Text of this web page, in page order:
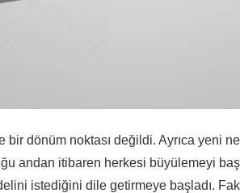
bir dönüm noktası değildi. Ayrıca yeni
andan itibaren herkesi büyülemeyi
istediğini dile getirmeye başladı.